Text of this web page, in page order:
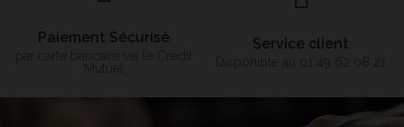
Paiement Sécurisé Service client